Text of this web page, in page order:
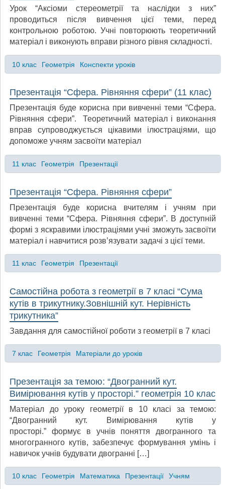
Урок “Аксіоми стереометрії та наслідки з них”
проводиться після вивчення цієї теми, перед
контрольною роботою. Учні повторюють теоретичний
матеріал і виконують вправи різного рівня складності.
10 клас Геометрія Конспекти уроків
Презентація “Сфера. Рівняння сфери” (11 клас)
Презентація буде корисна при вивченні теми “Сфера.
Рівняння сфери”. Теоретичний матеріал і виконання
вправ супроводжується цікавими ілюстраціями, що
допоможе учням засвоїти матеріал
11 клас Геометрія Презентації
Презентація “Сфера. Рівняння сфери”
Презентація буде корисна вчителям і учням при
вивченні теми “Сфера. Рівняння сфери”. В доступній
формі з яскравими ілюстраціями учні зможуть засвоїти
матеріал і навчитися розв’язувати задачі з цієї теми.
11 клас Геометрія Презентації
Самостійна робота з геометрії в 7 класі “Сума
кутів в трикутнику.Зовнішній кут. Нерівність
трикутника”
Завдання для самостійної роботи з геометрії в 7 класі
7 клас Геометрія Матеріали до уроків
Презентація за темою: “Двогранний кут.
Вимірювання кутів у просторі.” геометрія 10 клас
Матеріал до уроку геометрії в 10 класі за темою:
“Двогранний кут. Вимірювання кутів у
просторі.” формує в учнів поняття двогранного та
многогранного кутів, забезпечує формування умінь і
навичок учнів будувати двогранні […]
10 клас Геометрія Математика Презентації Учням